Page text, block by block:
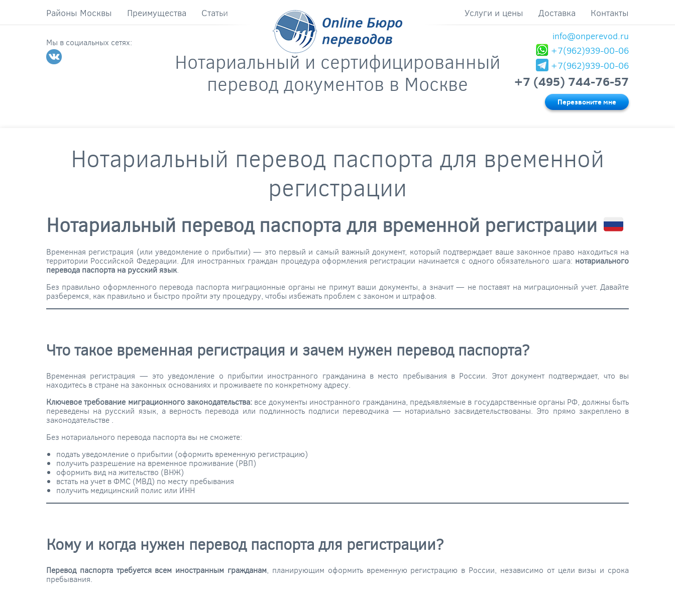
Районы Москвы Преимущества Статьи Контакты
Доставка
Услуги и цены
Мы в социальных сетях:
info@onperevod.ru
+7(962)939-00-06
+7(962)939-00-06
+7 (495) 744-76-57
Перезвоните мне
Нотариальный и сертифицированный
перевод документов в Москве
Нотариальный перевод паспорта для временной
регистрации
Нотариальный перевод паспорта для временной регистрации
Временная регистрация (или уведомление о прибытии) — это первый и самый важный документ, который подтверждает ваше законное право находиться на
территории Российской Федерации. Для иностранных граждан процедура оформления регистрации начинается с одного обязательного шага: нотариального
перевода паспорта на русский язык
Без правильно оформленного перевода паспорта миграционные органы не примут ваши документы, а значит — не поставят на миграционный учет. Давайте
разберемся, как правильно и быстро пройти эту процедуру, чтобы избежать проблем с законом и штрафов.
Что такое временная регистрация и зачем нужен перевод паспорта?
Временная регистрация — это уведомление о прибытии иностранного гражданина в место пребывания в России. Этот документ подтверждает, что вы
находитесь в стране на законных основаниях и проживаете по конкретному адресу.
Ключевое требование миграционного законодательства: все документы иностранного гражданина, предъявляемые в государственные органы РФ, должны быть
переведены на русский язык, а верность перевода или подлинность подписи переводчика — нотариально засвидетельствованы. Это прямо закреплено в
законодательстве
Без нотариального перевода паспорта вы не сможете:
подать уведомление о прибытии (оформить временную регистрацию)
получить разрешение на временное проживание (РВП)
оформить вид на жительство (ВНЖ)
встать на учет в ФМС (МВД) по месту пребывания
получить медицинский полис или ИНН
Кому и когда нужен перевод паспорта для регистрации?
Перевод паспорта требуется всем иностранным гражданам , планирующим оформить временную регистрацию в России, независимо от цели визы и срока
пребывания.